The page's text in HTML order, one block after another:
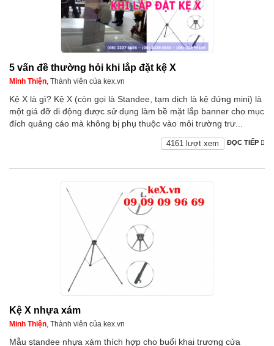
5 vấn đề thường hỏi khi lắp đặt kệ X
Minh Thiện, Thành viên của kex.vn
Kệ X là gì? Kệ X (còn gọi là Standee, tạm dịch là kệ đứng mini) là
một giá đỡ di động được sử dụng làm bề mặt lắp banner cho mục
đích quảng cáo mà không bị phụ thuộc vào môi trường trư...
ĐỌC TIẾP
4161 lượt xem
Kệ X nhựa xám
Minh Thiện, Thành viên của kex.vn
Mẫu standee nhựa xám thích hợp cho buổi khai trương cửa